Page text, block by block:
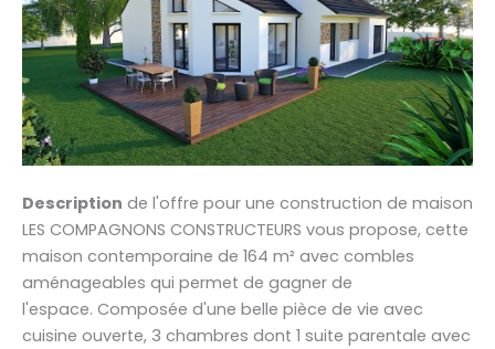
Description de l'offre pour une construction de maison
LES COMPAGNONS CONSTRUCTEURS vous propose, cette
maison contemporaine de 164 m² avec combles
aménageables qui permet de gagner de
l'espace. Composée d'une belle pièce de vie avec
cuisine ouverte, 3 chambres dont 1 suite parentale avec